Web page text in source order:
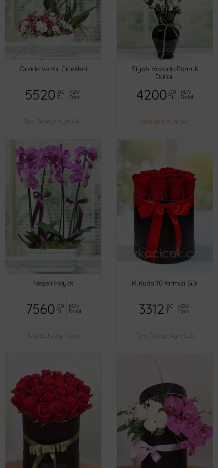
Orkide ve Kır Çiçekleri
5520 ,00
TL
KDV
Dahil
Tüm Türkiye Aynı Gün
Siyah Vazoda Pamuk
Dalları
4200 ,00
TL
KDV
Dahil
İstanbul'a Aynı Gün
Neşeli Hayat
7560 ,00
TL
KDV
Dahil
İstanbul'a Aynı Gün
Kutuda 10 Kırmızı Gül
3312 ,00
TL
KDV
Dahil
Tüm Türkiye Aynı Gün